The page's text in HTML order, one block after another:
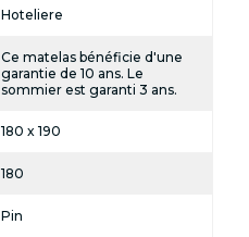
Hoteliere
Ce matelas bénéficie d'une
garantie de 10 ans. Le
sommier est garanti 3 ans.
180 x 190
180
Pin